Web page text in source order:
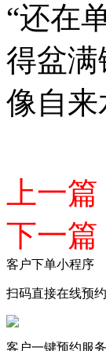
“还在
得盆
像自来
上一篇
下一篇
客户下单小程序
扫码直接在线预
客户一键预约服